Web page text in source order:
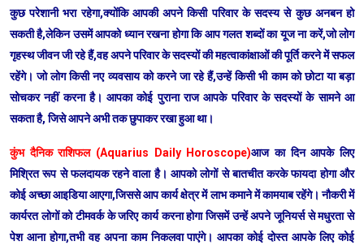
कुछ परेशानी भरा रहेगा,क्योंकि आपकी अपने किसी परिवार के सदस्य से कुछ अनबन हो
सकती है,लेकिन उसमें आपको ध्यान रखना होगा कि आप गलत शब्दों का यूज ना करें,जो लोग
गृहस्थ जीवन जी रहे हैं,वह अपने परिवार के सदस्यों की महत्वाकांक्षाओं की पूर्ति करने में सफल
रहेंगे। जो लोग किसी नए व्यवसाय को करने जा रहे हैं,उन्हें किसी भी काम को छोटा या बड़ा
सोचकर नहीं करना है। आपका कोई पुराना राज आपके परिवार के सदस्यों के सामने आ
सकता है, जिसे आपने अभी तक छुपाकर रखा हुआ था।
कुंभ दैनिक राशिफल (Aquarius Daily Horoscope)आज का दिन आपके लिए
मिश्रित रूप से फलदायक रहने वाला है। आपको लोगों से बातचीत करके फायदा होगा और
कोई अच्छा आइडिया आएगा,जिससे आप कार्य क्षेत्र में लाभ कमाने में कामयाब रहेंगे। नौकरी में
कार्यरत लोगों को टीमवर्क के जरिए कार्य करना होगा जिसमें उन्हें अपने जूनियर्स से मधुरता से
पेश आना होगा,तभी वह अपना काम निकलवा पाएंगे। आपका कोई दोस्त आपके लिए कोई